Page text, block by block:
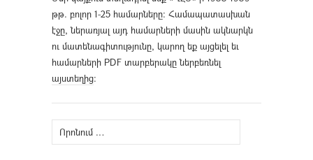
թթ. բոլոր 1-25 համարները։ Համապատասխան
էջը, ներառյալ այդ համարների մասին ակնարկն
ու մատենագիտությունը, կարող եք այցելել եւ
համարների PDF տարբերակը ներբեռնել
այստեղից։
Որոնել՝